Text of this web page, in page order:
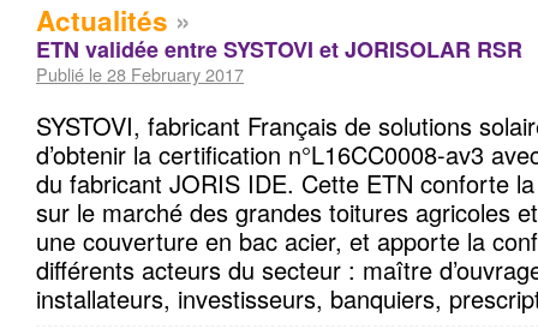
Actualités »
ETN validée entre SYSTOVI et JORISOLAR RSR
Publié le 28 February 2017
SYSTOVI, fabricant Français de solutions
d’obtenir la certification n°L16CC0008-av3
du fabricant JORIS IDE. Cette ETN conforte
sur le marché des grandes toitures agricoles
une couverture en bac acier, et apporte la
différents acteurs du secteur : maître
installateurs, investisseurs, banquiers,